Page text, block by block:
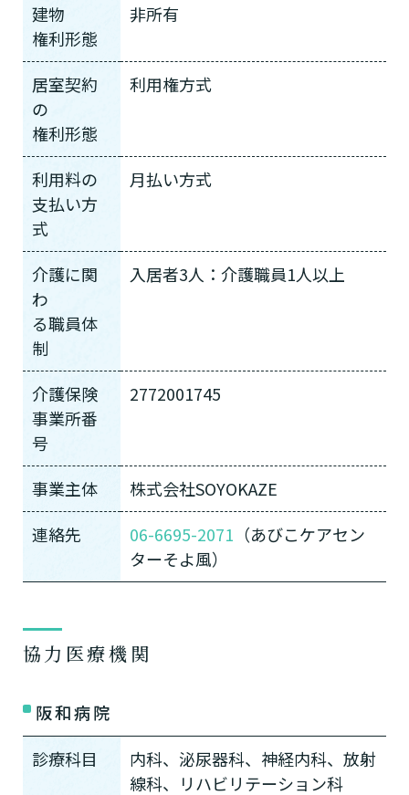
建物
権利形態
非所有
居室契約
の
権利形態
利用権方式
利用料の
支払い方
式
月払い方式
介護に関
わ
る職員体
制
入居者3人：介護職員1人以上
介護保険
事業所番
号
2772001745
事業主体
株式会社SOYOKAZE
連絡先
06-6695-2071 （あびこケアセン
ターそよ風）
協力医療機関
阪和病院
診療科目
内科、泌尿器科、神経内科、放射
線科、リハビリテーション科
介護保険サービスは20種類以上あり、それぞれ
「どのサービスを使ったらいいのかわからな
い!」という方は、
まずはどんなサービスがあ
なたに適しているのか簡単にチェックしてみま
けていますか？
老人ホームなどの施設に移り住みた
介護などサポートが必要ですか？
介護施設へ通いたいですか？
または物忘れなど認知症の疑いはあ
か？
要介護３～５ですか？